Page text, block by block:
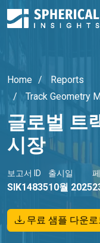
Home
Reports
Track Geometry
글로벌 트
시장
보고서 ID
SIK14835
출시일
10월 2025
무료 샘플 다운로